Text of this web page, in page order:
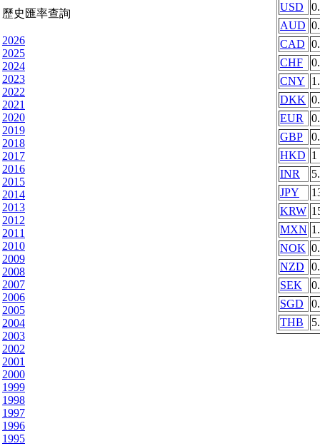
歷史匯率查詢
2026
2025
2024
2023
2022
2021
2020
2019
2018
2017
2016
2015
2014
2013
2012
2011
2010
2009
2008
2007
2006
2005
2004
2003
2002
2001
2000
1999
1998
1997
1996
1995
USD
AUD
CAD
CHF
CNY
DKK
EUR
GBP
HKD 1
INR
JPY
KRW
MXN
NOK
NZD
SEK
SGD
THB